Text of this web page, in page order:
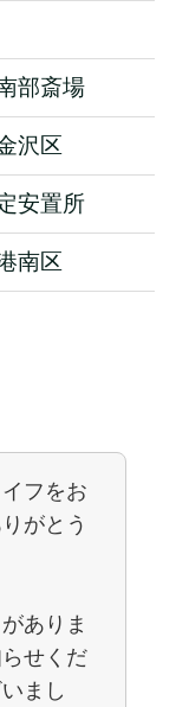
部斎場
沢区
安置所
南区
フをお
がとう
ありま
せくだ
まし